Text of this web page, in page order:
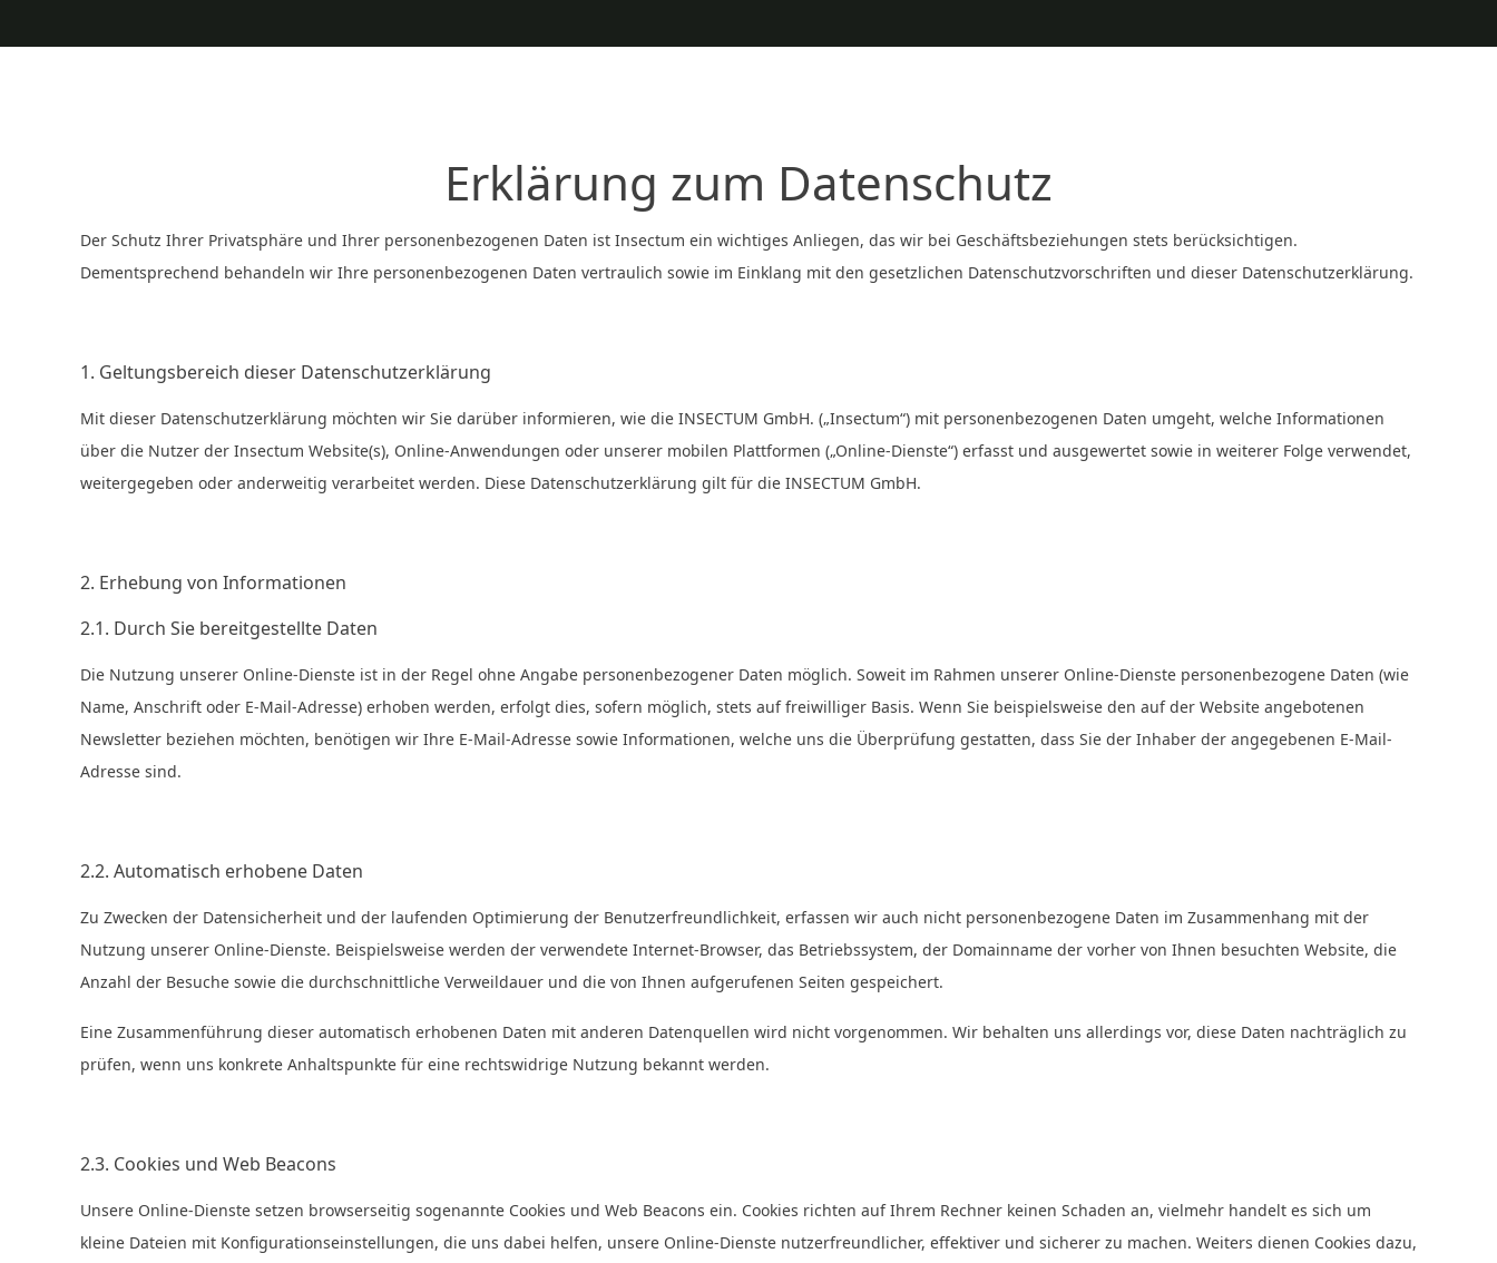
Erklärung zum Datenschutz
Der Schutz Ihrer Privatsphäre und Ihrer personenbezogenen Daten ist Insectum ein wichtiges Anliegen, das wir bei Geschäftsbeziehungen stets berücksichtigen.
Dementsprechend behandeln wir Ihre personenbezogenen Daten vertraulich sowie im Einklang mit den gesetzlichen Datenschutzvorschriften und dieser Datenschutzerklärung.
1. Geltungsbereich dieser Datenschutzerklärung
Mit dieser Datenschutzerklärung möchten wir Sie darüber informieren, wie die INSECTUM GmbH. („Insectum“) mit personenbezogenen Daten umgeht, welche Informationen
über die Nutzer der Insectum Website(s), Online-Anwendungen oder unserer mobilen Plattformen („Online-Dienste“) erfasst und ausgewertet sowie in weiterer Folge verwendet,
weitergegeben oder anderweitig verarbeitet werden. Diese Datenschutzerklärung gilt für die INSECTUM GmbH.
2. Erhebung von Informationen
2.1. Durch Sie bereitgestellte Daten
Die Nutzung unserer Online-Dienste ist in der Regel ohne Angabe personenbezogener Daten möglich. Soweit im Rahmen unserer Online-Dienste personenbezogene Daten (wie
Name, Anschrift oder E-Mail-Adresse) erhoben werden, erfolgt dies, sofern möglich, stets auf freiwilliger Basis. Wenn Sie beispielsweise den auf der Website angebotenen
Newsletter beziehen möchten, benötigen wir Ihre E-Mail-Adresse sowie Informationen, welche uns die Überprüfung gestatten, dass Sie der Inhaber der angegebenen E-Mail-
Adresse sind.
2.2. Automatisch erhobene Daten
Zu Zwecken der Datensicherheit und der laufenden Optimierung der Benutzerfreundlichkeit, erfassen wir auch nicht personenbezogene Daten im Zusammenhang mit der
Nutzung unserer Online-Dienste. Beispielsweise werden der verwendete Internet-Browser, das Betriebssystem, der Domainname der vorher von Ihnen besuchten Website, die
Anzahl der Besuche sowie die durchschnittliche Verweildauer und die von Ihnen aufgerufenen Seiten gespeichert.
Eine Zusammenführung dieser automatisch erhobenen Daten mit anderen Datenquellen wird nicht vorgenommen. Wir behalten uns allerdings vor, diese Daten nachträglich zu
prüfen, wenn uns konkrete Anhaltspunkte für eine rechtswidrige Nutzung bekannt werden.
2.3. Cookies und Web Beacons
Unsere Online-Dienste setzen browserseitig sogenannte Cookies und Web Beacons ein. Cookies richten auf Ihrem Rechner keinen Schaden an, vielmehr handelt es sich um
kleine Dateien mit Konfigurationseinstellungen, die uns dabei helfen, unsere Online-Dienste nutzerfreundlicher, effektiver und sicherer zu machen. Weiters dienen Cookies dazu,